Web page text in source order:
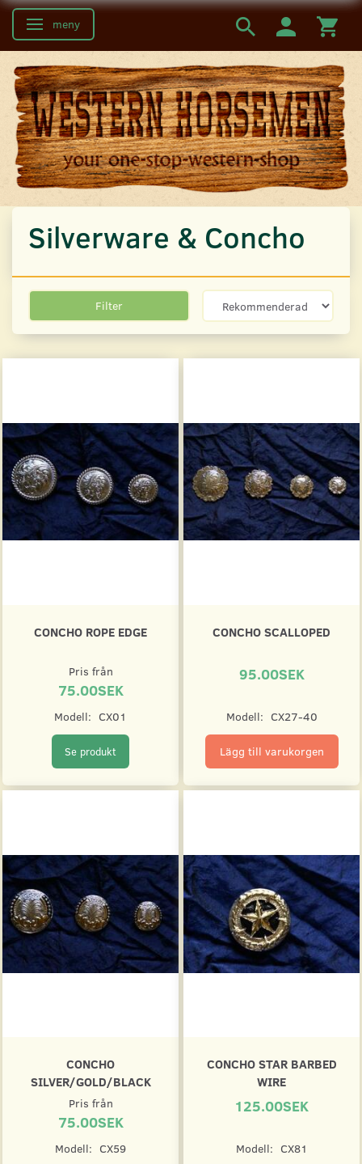
Ändra navigering
meny
Silverware & Concho
Filter
CONCHO ROPE EDGE
Pris från
75.00SEK
Modell: CX01
Se produkt
CONCHO SCALLOPED
95.00SEK
Modell: CX27-40
Lägg till varukorgen
CONCHO
SILVER/GOLD/BLACK
Pris från
75.00SEK
Modell: CX59
CONCHO STAR BARBED
WIRE
125.00SEK
Modell: CX81